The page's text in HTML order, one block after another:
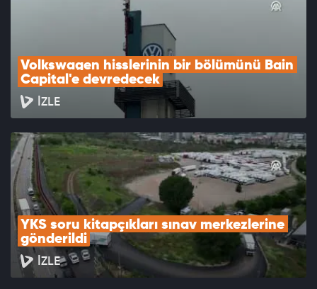
Volkswagen hisslerinin bir bölümünü Bain
Capital'e devredecek
İZLE
YKS soru kitapçıkları sınav merkezlerine
gönderildi
İZLE